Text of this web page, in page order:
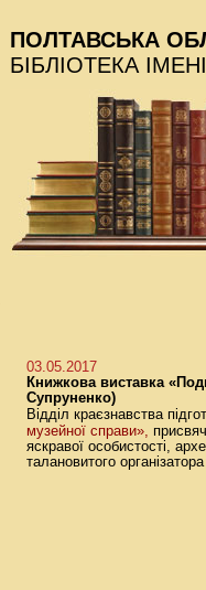
ПОЛТАВСЬКА
БІБЛІОТЕКА
03.05.2017
Книжкова виставка
Супруненко)
Відділ краєзнавства
музейної справи»,
яскравої особистості,
талановитого